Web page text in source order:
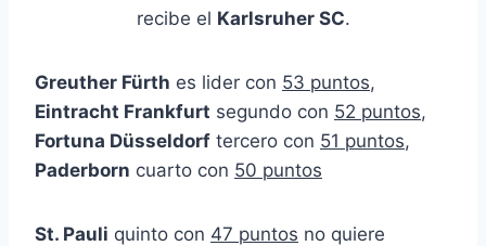
recibe el Karlsruher SC.
Greuther Fürth es lider con 53 puntos,
Eintracht Frankfurt segundo con 52 puntos,
Fortuna Düsseldorf tercero con 51 puntos,
Paderborn cuarto con 50 puntos
St. Pauli quinto con 47 puntos no quiere